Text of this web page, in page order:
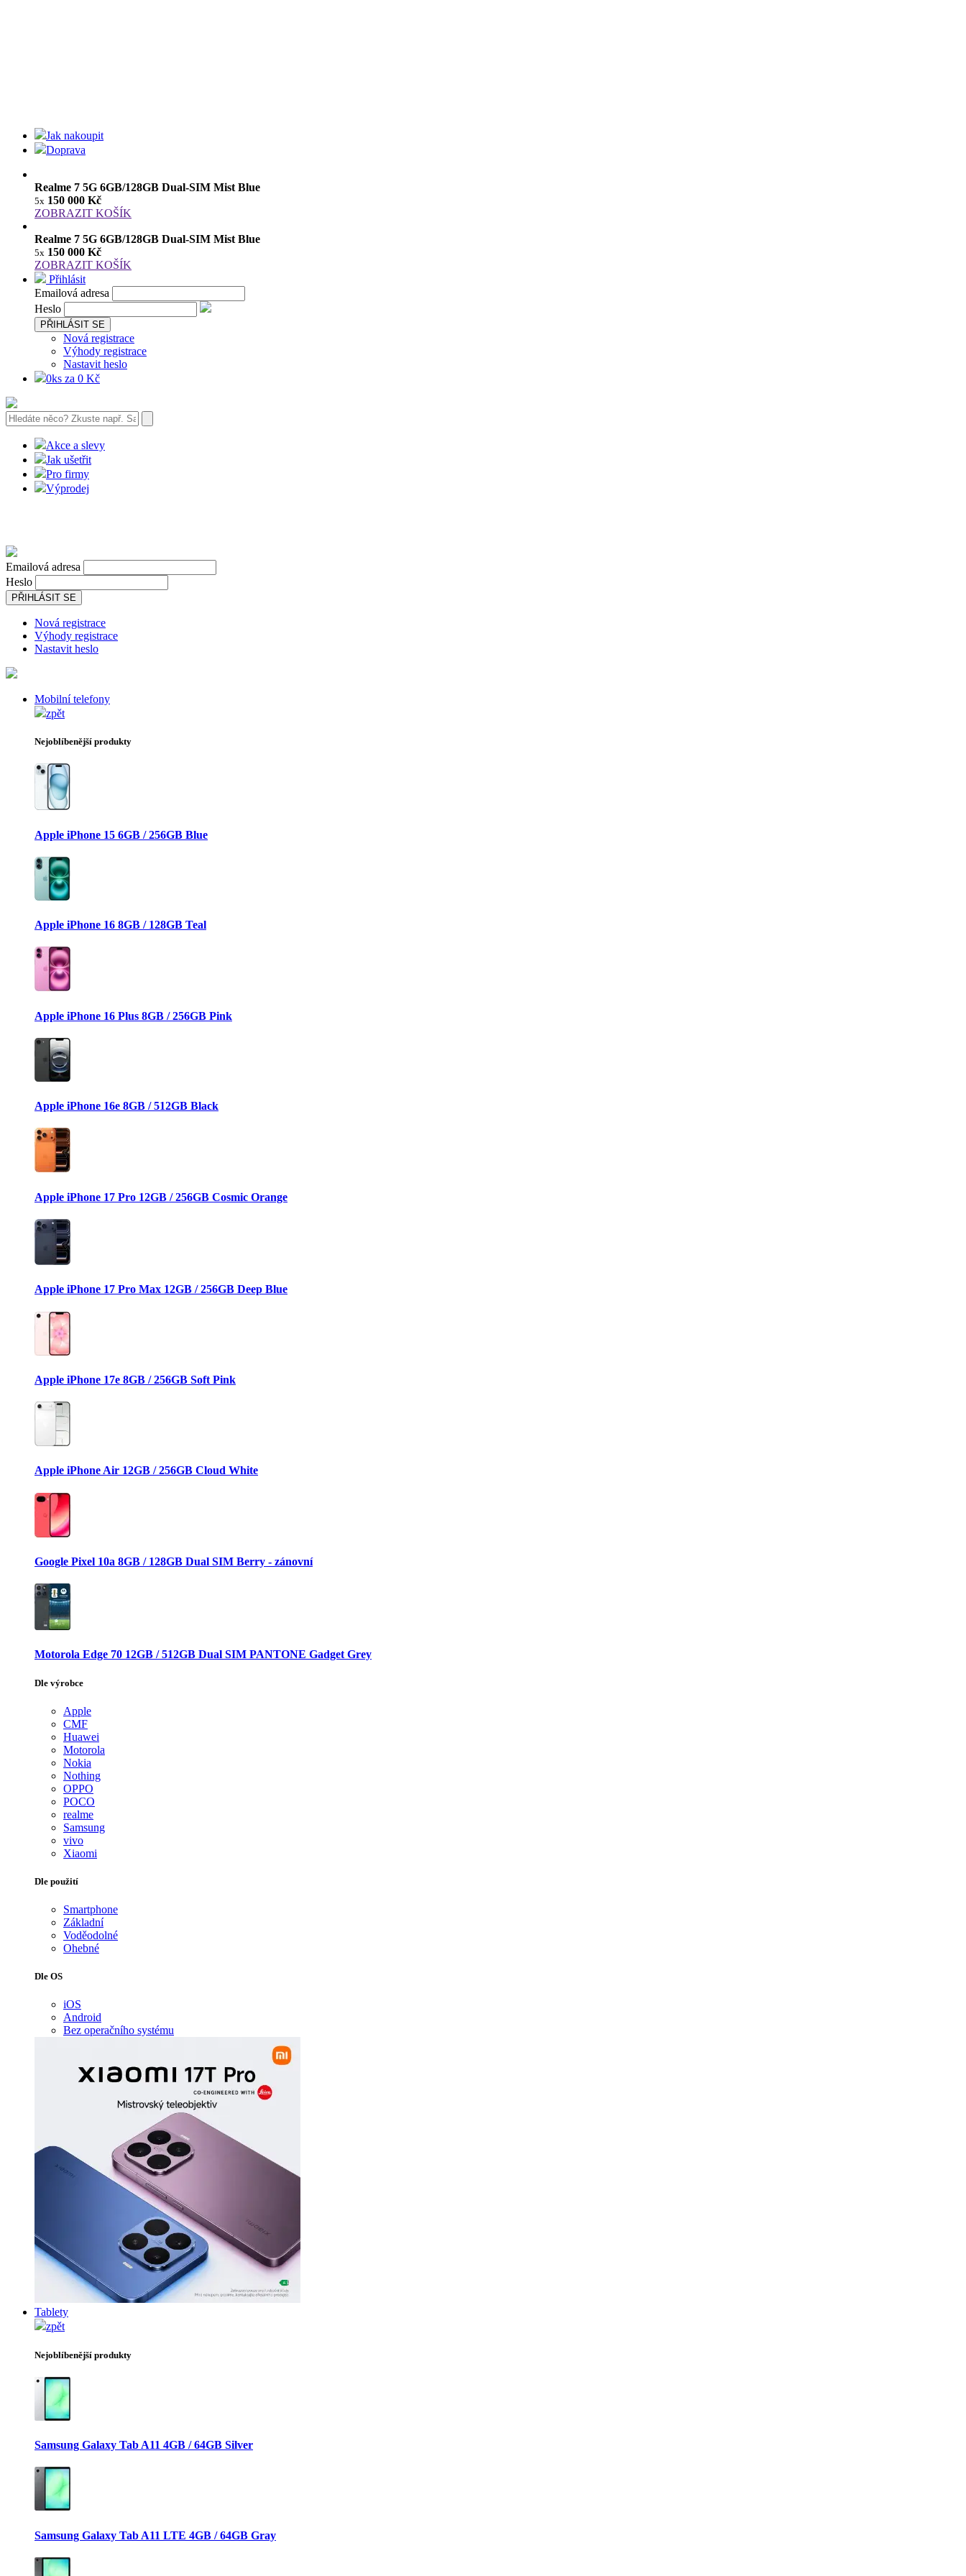
Jak nakoupit
Doprava
Realme 7 5G 6GB/128GB Dual-SIM Mist Blue
5x 150 000 Kč
ZOBRAZIT KOŠÍK
Realme 7 5G 6GB/128GB Dual-SIM Mist Blue
5x 150 000 Kč
ZOBRAZIT KOŠÍK
Přihlásit
Emailová adresa
Heslo
PŘIHLÁSIT SE
Nová registrace
Výhody registrace
Nastavit heslo
0ks za 0 Kč
Akce a slevy
Jak ušetřit
Pro firmy
Výprodej
Emailová adresa
Heslo
PŘIHLÁSIT SE
Nová registrace
Výhody registrace
Nastavit heslo
Mobilní telefony
zpět
Nejoblíbenější produkty
Apple iPhone 15 6GB / 256GB Blue
Apple iPhone 16 8GB / 128GB Teal
Apple iPhone 16 Plus 8GB / 256GB Pink
Apple iPhone 16e 8GB / 512GB Black
Apple iPhone 17 Pro 12GB / 256GB Cosmic Orange
Apple iPhone 17 Pro Max 12GB / 256GB Deep Blue
Apple iPhone 17e 8GB / 256GB Soft Pink
Apple iPhone Air 12GB / 256GB Cloud White
Google Pixel 10a 8GB / 128GB Dual SIM Berry - zánovní
Motorola Edge 70 12GB / 512GB Dual SIM PANTONE Gadget Grey
Dle výrobce
Apple
CMF
Huawei
Motorola
Nokia
Nothing
OPPO
POCO
realme
Samsung
vivo
Xiaomi
Dle použití
Smartphone
Základní
Voděodolné
Ohebné
Dle OS
iOS
Android
Bez operačního systému
Tablety
zpět
Nejoblíbenější produkty
Samsung Galaxy Tab A11 4GB / 64GB Silver
Samsung Galaxy Tab A11 LTE 4GB / 64GB Gray